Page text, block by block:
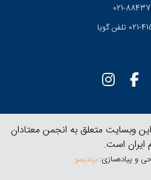
وبسایت متعلق به انجمن معتادان
ایران است.
برندیمو